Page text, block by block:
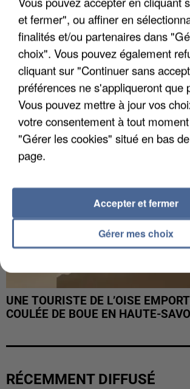
UN SECOND CADRE DE LA DZ
INTERPELLÉ EN ALGÉRIE
UNE TOURISTE DE L’OISE
COULÉE DE BOUE EN HAUTE-
RÉCEMMENT DIFFUSÉ
et fermer", ou affiner en
finalités et/ou partenaires dans
choix". Vous pouvez également
cliquant sur "Continuer sans
préférences ne s'appliqueront que
Vous pouvez mettre à jour vos
votre consentement à tout
"Gérer les cookies" situé en bas
page.
Gérer mes choix
Accepter et fermer